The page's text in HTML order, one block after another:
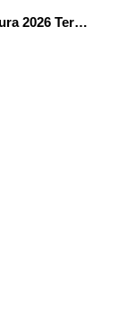
Taller de Oratoria y Escritura 2026 Terceros